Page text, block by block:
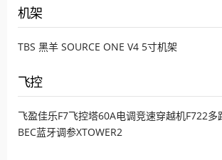
机架
TBS 黑羊 SOURCE ONE V4 5寸机架
飞控
飞盈佳乐F7飞控塔60A电调竞速穿越机F722多
BEC蓝牙调参XTOWER2